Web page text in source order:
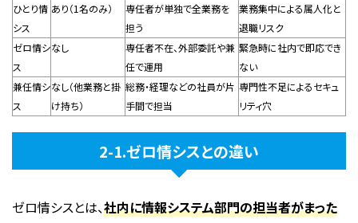
ひとり情
シス
あり（1名のみ）
専任者が単独で全業務を
担う
業務集中による属人化と
退職リスク
ゼロ情シ
ス
なし
専任者不在、外部委託や兼
任で運用
緊急時に社内で即応でき
ない
兼任情シ
ス
なし（他業務と掛
け持ち）
総務・経理などの社員が片
手間で担当
専門性不足によるセキュ
リティ穴
2-1.ゼロ情シスとの違い
ゼロ情シスとは、社内に情報システム部門の担当者がまった